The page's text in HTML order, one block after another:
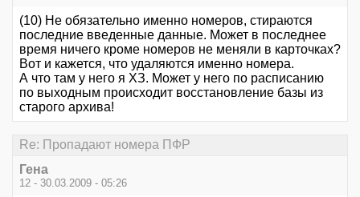
(10) Не обязательно именно номеров, стираются
последние введенные данные. Может в последнее
время ничего кроме номеров не меняли в карточках?
Вот и кажется, что удаляются именно номера.
А что там у него я ХЗ. Может у него по расписанию
по выходным происходит восстановление базы из
старого архива!
Re: Пропадают номера ПФР
Гена
12 - 30.03.2009 - 05:26